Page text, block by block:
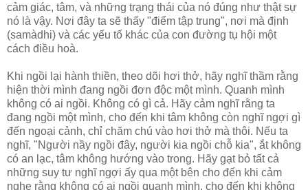
cảm giác, tâm, và những trạng thái của nó đúng như thật sự
nó là vậy. Nơi đây ta sẽ thấy "điểm tập trung", nơi mà định
(samàdhi) và các yếu tố khác của con đường tụ hội một
cách điều hoà.
Khi ngồi lại hành thiền, theo dõi hơi thở, hãy nghĩ thầm rằng
hiện thời mình đang ngồi đơn độc một mình. Quanh mình
không có ai ngồi. Không có gì cả. Hãy cảm nghĩ rằng ta
đang ngồi một mình, cho đến khi tâm không còn nghĩ ngợi gì
đến ngoại cảnh, chỉ chăm chú vào hơi thở mà thôi. Nếu ta
nghĩ, "Người nầy ngồi đây, người kia ngồi chỗ kia", ắt không
có an lạc, tâm không hướng vào trong. Hãy gạt bỏ tất cả
những suy tư nghĩ ngợi ấy qua một bên cho đến khi cảm
nghe rằng không có ai ngồi quanh mình, cho đến khi không